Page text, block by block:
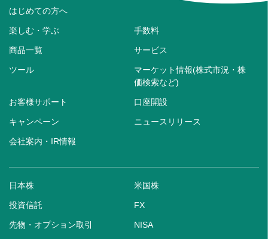
はじめての方へ
楽しむ・学ぶ 手数料
商品一覧 サービス
ツール
マーケット情報(株式市況・株
価検索など)
お客様サポート 口座開設
キャンペーン ニュースリリース
会社案内・IR情報
日本株 米国株
投資信託 FX
先物・オプション取引 NISA